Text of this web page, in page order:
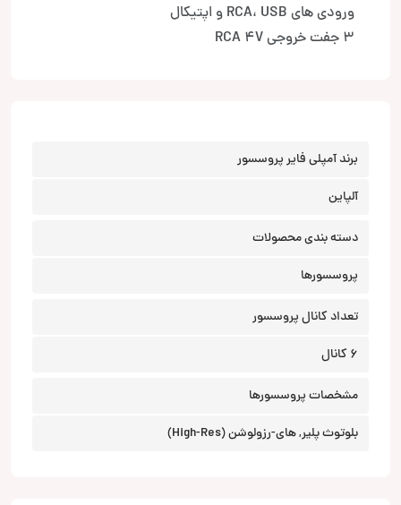
ورودی های RCA، USB و اپتیکال
3 جفت خروجی RCA 4V
برند آمپلی فایر پروسسور
آلپاین
دسته بندی محصولات
پروسسورها
تعداد کانال‌ پروسسور
6 کانال
مشخصات پروسسورها
بلوتوث پلیر, های-رزولوشن (High-Res)